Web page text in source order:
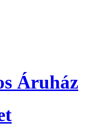
Áruház